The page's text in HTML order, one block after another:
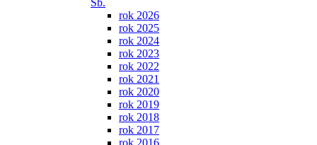
Sb.
rok 2026
rok 2025
rok 2024
rok 2023
rok 2022
rok 2021
rok 2020
rok 2019
rok 2018
rok 2017
rok 2016